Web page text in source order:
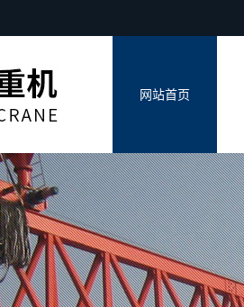
网站首页